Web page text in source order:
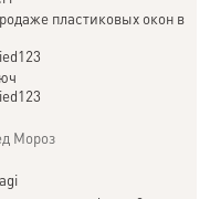
пластиковых окон в
Мороз